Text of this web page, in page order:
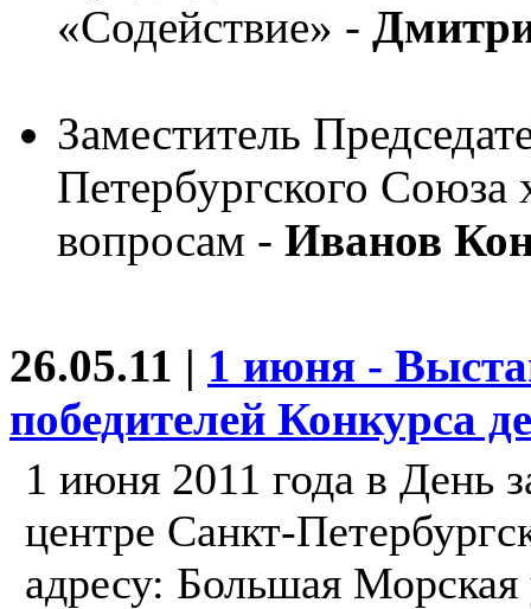
«Содействие» -
Заместитель
Петербургского
вопросам - Иванов
26.05.11 | 1 июня -
победителей Конкурса
1 июня 2011 года в День
центре Санкт-
адресу: Большая Морская